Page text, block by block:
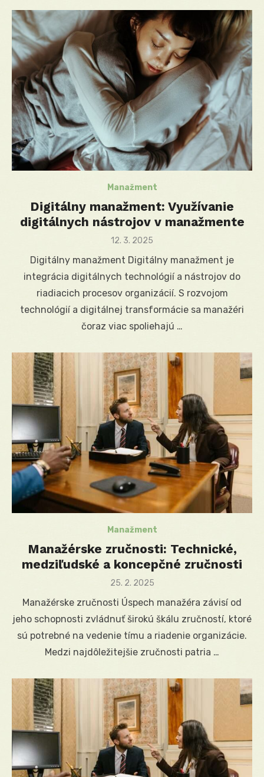
Manažment
Digitálny manažment: Využívanie
digitálnych nástrojov v manažmente
Posted
12. 3. 2025
Digitálny manažment Digitálny manažment je
integrácia digitálnych technológií a nástrojov do
riadiacich procesov organizácií. S rozvojom
technológií a digitálnej transformácie sa manažéri
čoraz viac spoliehajú …
Manažment
Manažérske zručnosti: Technické,
medziľudské a koncepčné zručnosti
Posted
25. 2. 2025
Manažérske zručnosti Úspech manažéra závisí od
jeho schopnosti zvládnuť širokú škálu zručností, ktoré
sú potrebné na vedenie tímu a riadenie organizácie.
Medzi najdôležitejšie zručnosti patria …